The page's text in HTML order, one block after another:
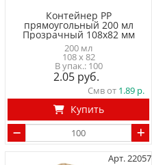
Контейнер PP
прямоугольный 200 мл
Прозрачный 108x82 мм
200 мл
108 x 82
100
2.05
Смв от 1.89
Купить
Арт. 22057